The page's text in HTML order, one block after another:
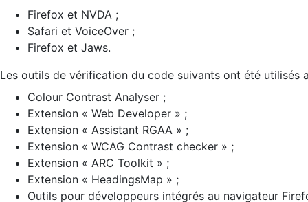
Firefox et NVDA ;
Safari et VoiceOver ;
Firefox et Jaws.
Les outils de vérification du code suivants ont été utilisés
Colour Contrast Analyser ;
Extension « Web Developer » ;
Extension « Assistant RGAA » ;
Extension « WCAG Contrast checker » ;
Extension « ARC Toolkit » ;
Extension « HeadingsMap » ;
Outils pour développeurs intégrés au navigateur